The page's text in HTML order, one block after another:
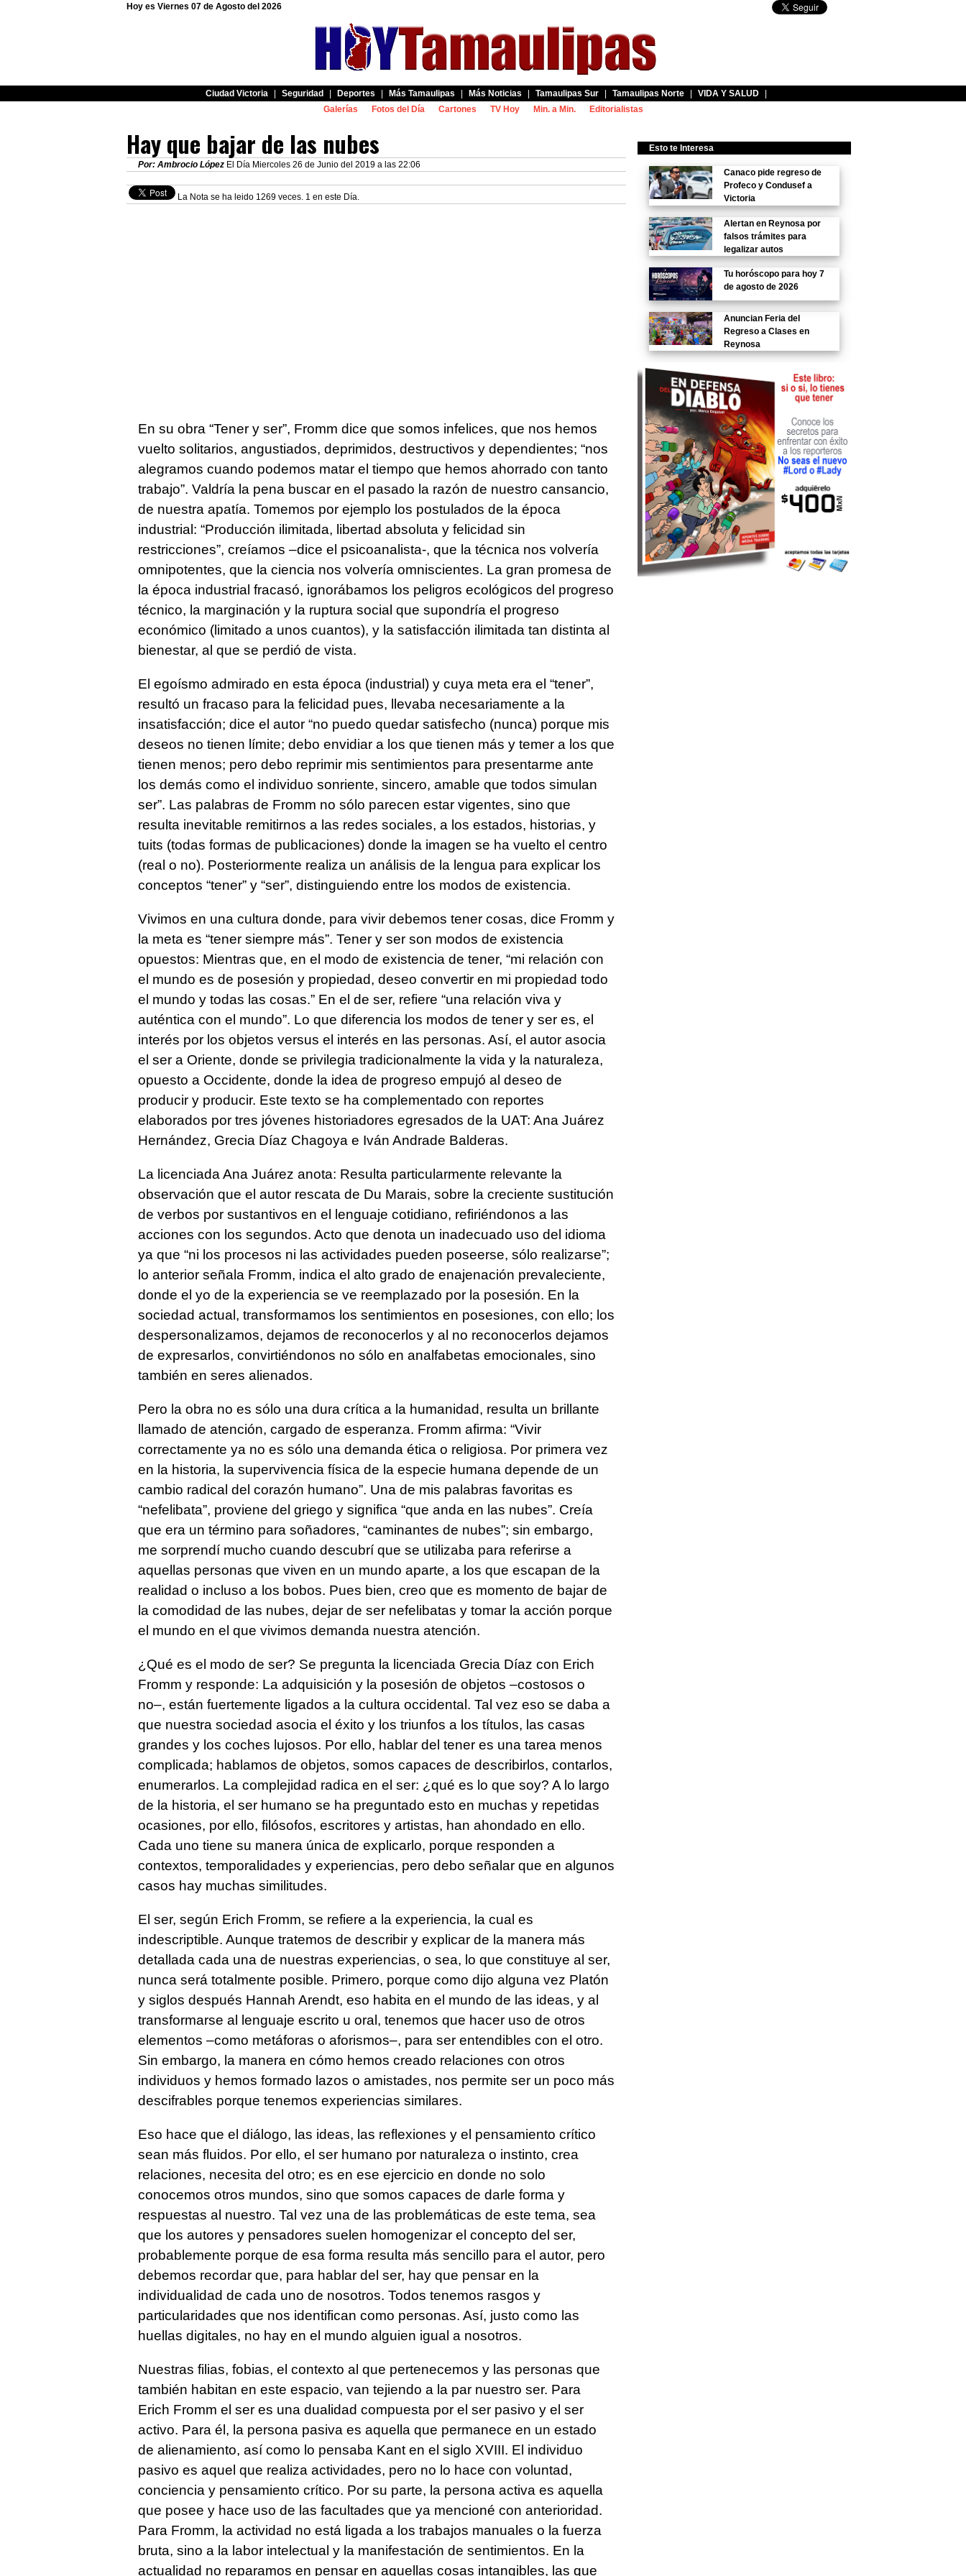
Hoy es Viernes 07 de Agosto del 2026
Ciudad Victoria Seguridad Deportes Más Tamaulipas Más Noticias Tamaulipas Sur Tamaulipas Norte VIDA Y SALUD
Galerías
Fotos del Día Cartones TV Hoy Min. a Min. Editorialistas
Hay que bajar de las nubes
Por: Ambrocio López El Día Miercoles 26 de Junio del 2019 a las 22:06
La Nota se ha leido 1269 veces. 1 en este Día.
En su obra “Tener y ser”, Fromm dice que somos infelices, que nos hemos
vuelto solitarios, angustiados, deprimidos, destructivos y dependientes; “nos
alegramos cuando podemos matar el tiempo que hemos ahorrado con tanto
trabajo”. Valdría la pena buscar en el pasado la razón de nuestro cansancio,
de nuestra apatía. Tomemos por ejemplo los postulados de la época
industrial: “Producción ilimitada, libertad absoluta y felicidad sin
restricciones”, creíamos –dice el psicoanalista-, que la técnica nos volvería
omnipotentes, que la ciencia nos volvería omniscientes. La gran promesa de
la época industrial fracasó, ignorábamos los peligros ecológicos del progreso
técnico, la marginación y la ruptura social que supondría el progreso
económico (limitado a unos cuantos), y la satisfacción ilimitada tan distinta al
bienestar, al que se perdió de vista.
El egoísmo admirado en esta época (industrial) y cuya meta era el “tener”,
resultó un fracaso para la felicidad pues, llevaba necesariamente a la
insatisfacción; dice el autor “no puedo quedar satisfecho (nunca) porque mis
deseos no tienen límite; debo envidiar a los que tienen más y temer a los que
tienen menos; pero debo reprimir mis sentimientos para presentarme ante
los demás como el individuo sonriente, sincero, amable que todos simulan
ser”. Las palabras de Fromm no sólo parecen estar vigentes, sino que
resulta inevitable remitirnos a las redes sociales, a los estados, historias, y
tuits (todas formas de publicaciones) donde la imagen se ha vuelto el centro
(real o no). Posteriormente realiza un análisis de la lengua para explicar los
conceptos “tener” y “ser”, distinguiendo entre los modos de existencia.
Vivimos en una cultura donde, para vivir debemos tener cosas, dice Fromm y
la meta es “tener siempre más”. Tener y ser son modos de existencia
opuestos: Mientras que, en el modo de existencia de tener, “mi relación con
el mundo es de posesión y propiedad, deseo convertir en mi propiedad todo
el mundo y todas las cosas.” En el de ser, refiere “una relación viva y
auténtica con el mundo”. Lo que diferencia los modos de tener y ser es, el
interés por los objetos versus el interés en las personas. Así, el autor asocia
el ser a Oriente, donde se privilegia tradicionalmente la vida y la naturaleza,
opuesto a Occidente, donde la idea de progreso empujó al deseo de
producir y producir. Este texto se ha complementado con reportes
elaborados por tres jóvenes historiadores egresados de la UAT: Ana Juárez
Hernández, Grecia Díaz Chagoya e Iván Andrade Balderas.
La licenciada Ana Juárez anota: Resulta particularmente relevante la
observación que el autor rescata de Du Marais, sobre la creciente sustitución
de verbos por sustantivos en el lenguaje cotidiano, refiriéndonos a las
acciones con los segundos. Acto que denota un inadecuado uso del idioma
ya que “ni los procesos ni las actividades pueden poseerse, sólo realizarse”;
lo anterior señala Fromm, indica el alto grado de enajenación prevaleciente,
donde el yo de la experiencia se ve reemplazado por la posesión. En la
sociedad actual, transformamos los sentimientos en posesiones, con ello; los
despersonalizamos, dejamos de reconocerlos y al no reconocerlos dejamos
de expresarlos, convirtiéndonos no sólo en analfabetas emocionales, sino
también en seres alienados.
Pero la obra no es sólo una dura crítica a la humanidad, resulta un brillante
llamado de atención, cargado de esperanza. Fromm afirma: “Vivir
correctamente ya no es sólo una demanda ética o religiosa. Por primera vez
en la historia, la supervivencia física de la especie humana depende de un
cambio radical del corazón humano”. Una de mis palabras favoritas es
“nefelibata”, proviene del griego y significa “que anda en las nubes”. Creía
que era un término para soñadores, “caminantes de nubes”; sin embargo,
me sorprendí mucho cuando descubrí que se utilizaba para referirse a
aquellas personas que viven en un mundo aparte, a los que escapan de la
realidad o incluso a los bobos. Pues bien, creo que es momento de bajar de
la comodidad de las nubes, dejar de ser nefelibatas y tomar la acción porque
el mundo en el que vivimos demanda nuestra atención.
¿Qué es el modo de ser? Se pregunta la licenciada Grecia Díaz con Erich
Fromm y responde: La adquisición y la posesión de objetos –costosos o
no–, están fuertemente ligados a la cultura occidental. Tal vez eso se daba a
que nuestra sociedad asocia el éxito y los triunfos a los títulos, las casas
grandes y los coches lujosos. Por ello, hablar del tener es una tarea menos
complicada; hablamos de objetos, somos capaces de describirlos, contarlos,
enumerarlos. La complejidad radica en el ser: ¿qué es lo que soy? A lo largo
de la historia, el ser humano se ha preguntado esto en muchas y repetidas
ocasiones, por ello, filósofos, escritores y artistas, han ahondado en ello.
Cada uno tiene su manera única de explicarlo, porque responden a
contextos, temporalidades y experiencias, pero debo señalar que en algunos
casos hay muchas similitudes.
El ser, según Erich Fromm, se refiere a la experiencia, la cual es
indescriptible. Aunque tratemos de describir y explicar de la manera más
detallada cada una de nuestras experiencias, o sea, lo que constituye al ser,
nunca será totalmente posible. Primero, porque como dijo alguna vez Platón
y siglos después Hannah Arendt, eso habita en el mundo de las ideas, y al
transformarse al lenguaje escrito u oral, tenemos que hacer uso de otros
elementos –como metáforas o aforismos–, para ser entendibles con el otro.
Sin embargo, la manera en cómo hemos creado relaciones con otros
individuos y hemos formado lazos o amistades, nos permite ser un poco más
descifrables porque tenemos experiencias similares.
Eso hace que el diálogo, las ideas, las reflexiones y el pensamiento crítico
sean más fluidos. Por ello, el ser humano por naturaleza o instinto, crea
relaciones, necesita del otro; es en ese ejercicio en donde no solo
conocemos otros mundos, sino que somos capaces de darle forma y
respuestas al nuestro. Tal vez una de las problemáticas de este tema, sea
que los autores y pensadores suelen homogenizar el concepto del ser,
probablemente porque de esa forma resulta más sencillo para el autor, pero
debemos recordar que, para hablar del ser, hay que pensar en la
individualidad de cada uno de nosotros. Todos tenemos rasgos y
particularidades que nos identifican como personas. Así, justo como las
huellas digitales, no hay en el mundo alguien igual a nosotros.
Nuestras filias, fobias, el contexto al que pertenecemos y las personas que
también habitan en este espacio, van tejiendo a la par nuestro ser. Para
Erich Fromm el ser es una dualidad compuesta por el ser pasivo y el ser
activo. Para él, la persona pasiva es aquella que permanece en un estado
de alienamiento, así como lo pensaba Kant en el siglo XVIII. El individuo
pasivo es aquel que realiza actividades, pero no lo hace con voluntad,
conciencia y pensamiento crítico. Por su parte, la persona activa es aquella
que posee y hace uso de las facultades que ya mencioné con anterioridad.
Para Fromm, la actividad no está ligada a los trabajos manuales o la fuerza
bruta, sino a la labor intelectual y la manifestación de sentimientos. En la
actualidad no reparamos en pensar en aquellas cosas intangibles, las que
Esto te Interesa
Canaco pide regreso de
Profeco y Condusef a
Victoria
Alertan en Reynosa por
falsos trámites para
legalizar autos
Tu horóscopo para hoy 7
de agosto de 2026
Anuncian Feria del
Regreso a Clases en
Reynosa